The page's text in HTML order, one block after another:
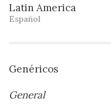
Latin America
Español
Genéricos
General